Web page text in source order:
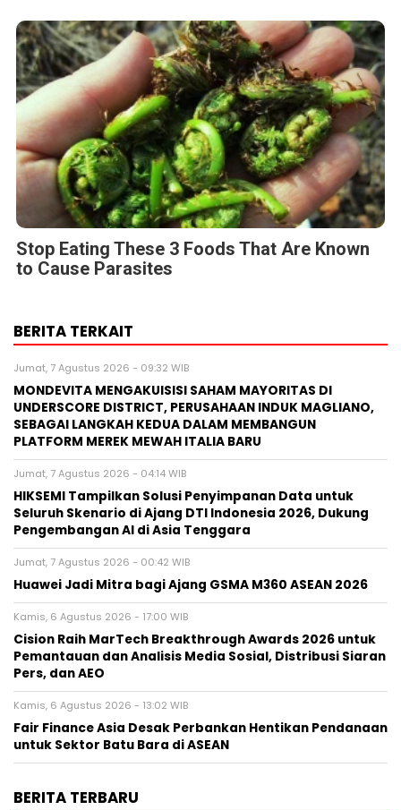
Stop Eating These 3 Foods That Are Known
to Cause Parasites
BERITA TERKAIT
Jumat, 7 Agustus 2026 - 09:32 WIB
MONDEVITA MENGAKUISISI SAHAM MAYORITAS DI
UNDERSCORE DISTRICT, PERUSAHAAN INDUK MAGLIANO,
SEBAGAI LANGKAH KEDUA DALAM MEMBANGUN
PLATFORM MEREK MEWAH ITALIA BARU
Jumat, 7 Agustus 2026 - 04:14 WIB
HIKSEMI Tampilkan Solusi Penyimpanan Data untuk
Seluruh Skenario di Ajang DTI Indonesia 2026, Dukung
Pengembangan AI di Asia Tenggara
Jumat, 7 Agustus 2026 - 00:42 WIB
Huawei Jadi Mitra bagi Ajang GSMA M360 ASEAN 2026
Kamis, 6 Agustus 2026 - 17:00 WIB
Cision Raih MarTech Breakthrough Awards 2026 untuk
Pemantauan dan Analisis Media Sosial, Distribusi Siaran
Pers, dan AEO
Kamis, 6 Agustus 2026 - 13:02 WIB
Fair Finance Asia Desak Perbankan Hentikan Pendanaan
untuk Sektor Batu Bara di ASEAN
BERITA TERBARU